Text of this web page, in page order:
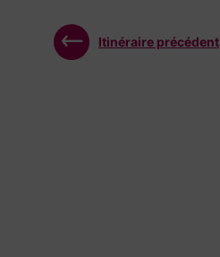
Itinéraire précédent